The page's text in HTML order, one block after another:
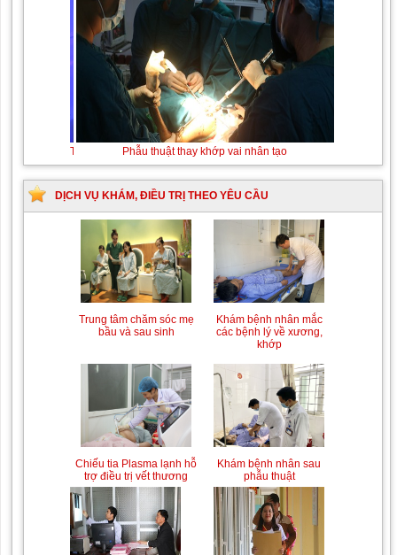
thuật
nhân
Thay máu sơ sinh do bất đồng nhóm máu
DỊCH VỤ KHÁM, ĐIỀU TRỊ THEO YÊU CẦU
Trung tâm chăm sóc mẹ
bầu và sau sinh
Khám bệnh nhân mắc
các bệnh lý về xương,
khớp
Chiếu tia Plasma lạnh hỗ
trợ điều trị vết thương
Khám bệnh nhân sau
phẫu thuật